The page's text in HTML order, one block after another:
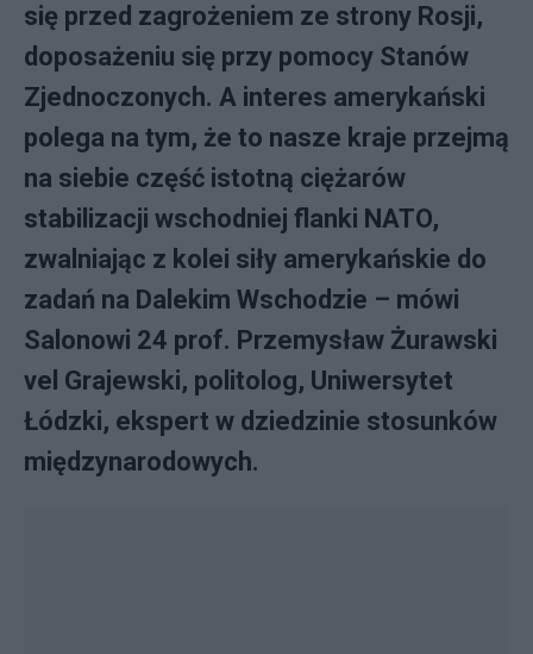
się przed zagrożeniem ze strony Rosji,
doposażeniu się przy pomocy Stanów
Zjednoczonych. A interes amerykański
polega na tym, że to nasze kraje przejmą
na siebie część istotną ciężarów
stabilizacji wschodniej flanki NATO,
zwalniając z kolei siły amerykańskie do
zadań na Dalekim Wschodzie – mówi
Salonowi 24 prof. Przemysław Żurawski
vel Grajewski, politolog, Uniwersytet
Łódzki, ekspert w dziedzinie stosunków
międzynarodowych.